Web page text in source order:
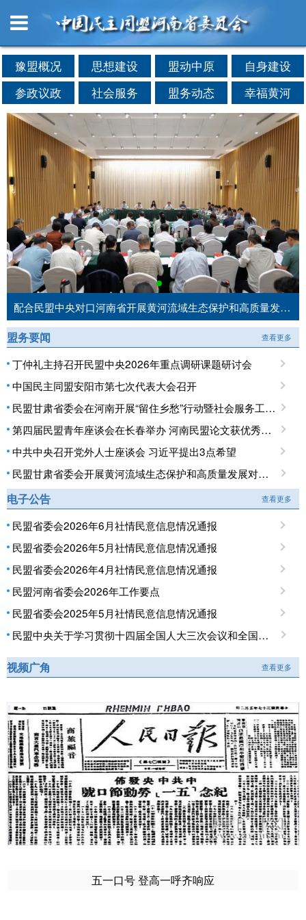
豫盟概况 思想建设 盟动中原
自身建设
参政议政
社会服务 盟务动态 幸福黄河
配合民盟中央对口河南省开展黄河流域生态保护和高质量发展民主监督工作推进会召开
盟务要闻 查看更多
丁仲礼主持召开民盟中央2026年重点调研课题研讨会
中国民主同盟安阳市第七次代表大会召开
民盟甘肃省委会在河南开展“留住乡愁”行动暨社会服务工作调研
第四届民盟青年座谈会在长春举办 河南民盟论文获优秀论文奖
中共中央召开党外人士座谈会 习近平提出3点希望
民盟甘肃省委会开展黄河流域生态保护和高质量发展对口开封专项民主监督调研
电子公告 查看更多
民盟省委会2026年6月社情民意信息情况通报
民盟省委会2026年5月社情民意信息情况通报
民盟省委会2026年4月社情民意信息情况通报
民盟河南省委会2026年工作要点
民盟省委会2025年5月社情民意信息情况通报
民盟中央关于学习贯彻十四届全国人大三次会议和全国政协十四届三次会议精神的决定
视频广角 查看更多
五一口号 登高一呼齐响应